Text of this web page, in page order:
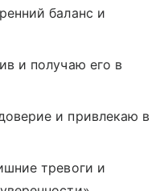
баланс и
и получаю его в
и привлекаю в
тревоги и